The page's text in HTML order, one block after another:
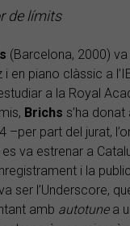
de límits
(Barcelona, 2000)
i en piano clàssic a
a la Royal
Brichs s’ha
–per part del jurat,
va estrenar a
i la
ser l’Underscore,
amb autotunea